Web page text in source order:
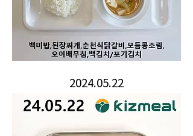
2024.05.22